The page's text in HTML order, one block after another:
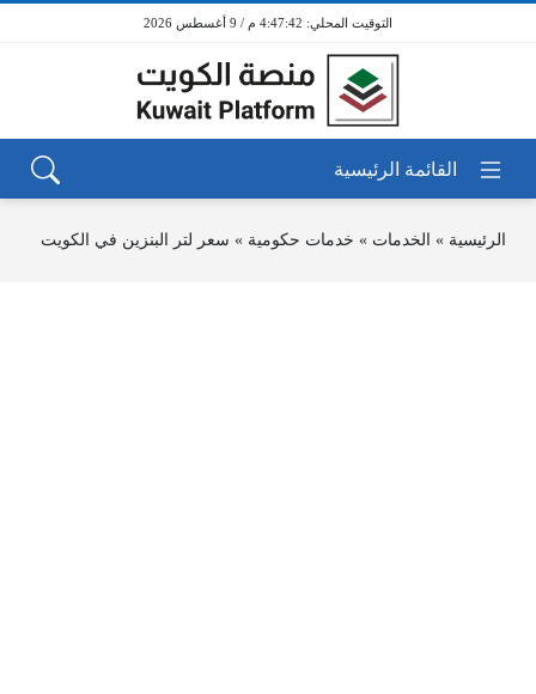
4:47:42 م / 9 أغسطس 2026
الرئيسية » الخدمات » خدمات حكومية » سعر لتر البنزين في الكويت